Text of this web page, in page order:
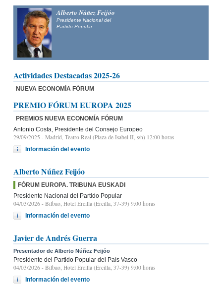
Alberto Núñez Feijóo
Presidente Nacional del
Partido Popular
Actividades Destacadas 2025-26
NUEVA ECONOMÍA FÓRUM
PREMIO FÓRUM EUROPA 2025
PREMIOS NUEVA ECONOMÍA FÓRUM
Antonio Costa, Presidente del Consejo Europeo
29/09/2025 - Madrid, Teatro Real (Plaza de Isabel II, s/n) 12:00 horas
Información del evento
Alberto Núñez Feijóo
FÓRUM EUROPA. TRIBUNA EUSKADI
Presidente Nacional del Partido Popular
04/03/2026 - Bilbao, Hotel Ercilla (Ercilla, 37-39) 9:00 horas
Información del evento
Javier de Andrés Guerra
Presentador de Alberto Núñez Feijóo
Presidente del Partido Popular del País Vasco
04/03/2026 - Bilbao, Hotel Ercilla (Ercilla, 37-39) 9:00 horas
Información del evento